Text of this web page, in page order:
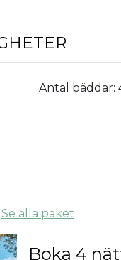
Antal bäddar:
Se alla paket
Boka 4